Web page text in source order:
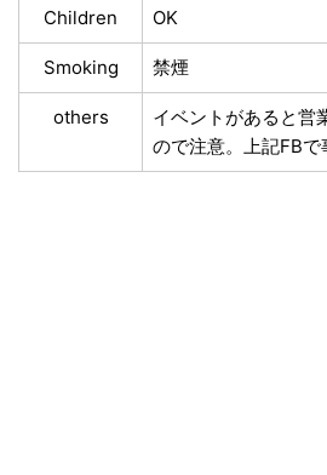
Children OK
Smoking 禁煙
others
イベントがあると営
ので注意。上記FBで